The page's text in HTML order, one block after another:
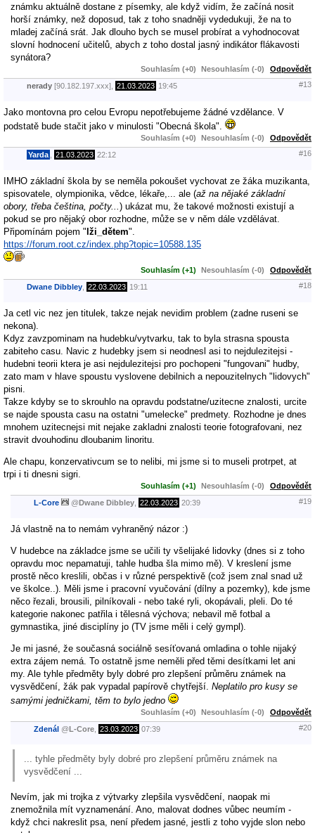
známku aktuálně dostane z písemky, ale když vidím, že začíná nosit
horší známky, než doposud, tak z toho snadněji vydedukuji, že na to
mladej začíná srát. Jak dlouho bych se musel probírat a vyhodnocovat
slovní hodnocení učitelů, abych z toho dostal jasný indikátor flákavosti
synátora?
Souhlasím (+0) Nesouhlasím (-0) Odpovědět
nerady [90.182.197.xxx], 21.03.2023 19:45 #13
Jako montovna pro celou Evropu nepotřebujeme žádné vzdělance. V
podstatě bude stačit jako v minulosti "Obecná škola".
Souhlasím (+0) Nesouhlasím (-0) Odpovědět
Yarda 21.03.2023 22:12 #16
IMHO základní škola by se neměla pokoušet vychovat ze žáka muzikanta,
spisovatele, olympionika, vědce, lékaře,... ale (až na nějaké základní
obory, třeba čeština, počty... ) ukázat mu, že takové možnosti existují a
pokud se pro nějaký obor rozhodne, může se v něm dále vzdělávat.
Připomínám pojem "lži_dětem".
https://forum.root.cz/index.php?topic=10588.135
Souhlasím (+1) Nesouhlasím (-0) Odpovědět
Dwane Dibbley 22.03.2023 19:11 #18
Ja cetl vic nez jen titulek, takze nejak nevidim problem (zadne ruseni se
nekona).
Kdyz zavzpominam na hudebku/vytvarku, tak to byla strasna spousta
zabiteho casu. Navic z hudebky jsem si neodnesl asi to nejdulezitejsi -
hudebni teorii ktera je asi nejdulezitejsi pro pochopeni "fungovani" hudby,
zato mam v hlave spoustu vyslovene debilnich a nepouzitelnych "lidovych"
pisni.
Takze kdyby se to skrouhlo na opravdu podstatne/uzitecne znalosti, urcite
se najde spousta casu na ostatni "umelecke" predmety. Rozhodne je dnes
mnohem uzitecnejsi mit nejake zakladni znalosti teorie fotografovani, nez
stravit dvouhodinu dloubanim linoritu.
Ale chapu, konzervativcum se to nelibi, mi jsme si to museli protrpet, at
trpi i ti dnesni sigri.
Souhlasím (+1) Nesouhlasím (-0) Odpovědět
L-Core @Dwane Dibbley 22.03.2023 20:39 #19
Já vlastně na to nemám vyhraněný názor :)
V hudebce na základce jsme se učili ty všelijaké lidovky (dnes si z toho
opravdu moc nepamatuji, tahle hudba šla mimo mě). V kreslení jsme
prostě něco kreslili, občas i v různé perspektivě (což jsem znal snad už
ve školce..). Měli jsme i pracovní vyučování (dílny a pozemky), kde jsme
něco řezali, brousili, pilníkovali - nebo také ryli, okopávali, pleli. Do té
kategorie nakonec patřila i tělesná výchova; nebavil mě fotbal a
gymnastika, jiné disciplíny jo (TV jsme měli i celý gympl).
Je mi jasné, že současná sociálně sesíťovaná omladina o tohle nijaký
extra zájem nemá. To ostatně jsme neměli před těmi desítkami let ani
my. Ale tyhle předměty byly dobré pro zlepšení průměru známek na
vysvědčení, žák pak vypadal papírově chytřejší. Neplatilo pro kusy se
samými jedničkami, těm to bylo jedno
Souhlasím (+0) Nesouhlasím (-0) Odpovědět
Zdenál @L-Core 23.03.2023 07:39 #20
... tyhle předměty byly dobré pro zlepšení průměru známek na
vysvědčení ...
Nevím, jak mi trojka z výtvarky zlepšila vysvědčení, naopak mi
znemožnila mít vyznamenání. Ano, malovat dodnes vůbec neumím -
když chci nakreslit psa, není předem jasné, jestli z toho vyjde slon nebo